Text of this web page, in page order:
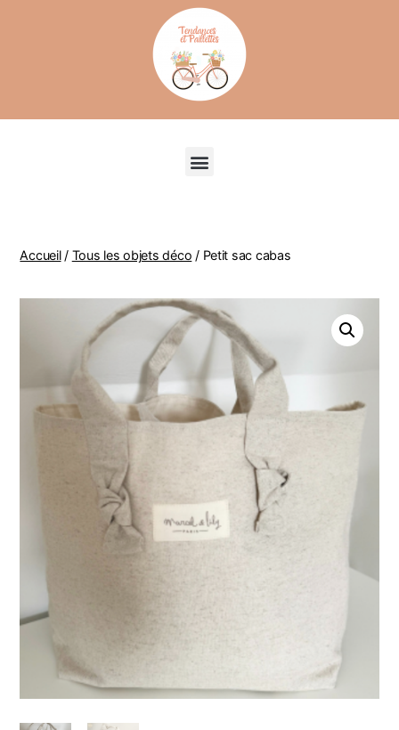
Accueil/ Tous les objets déco / Petit sac cabas